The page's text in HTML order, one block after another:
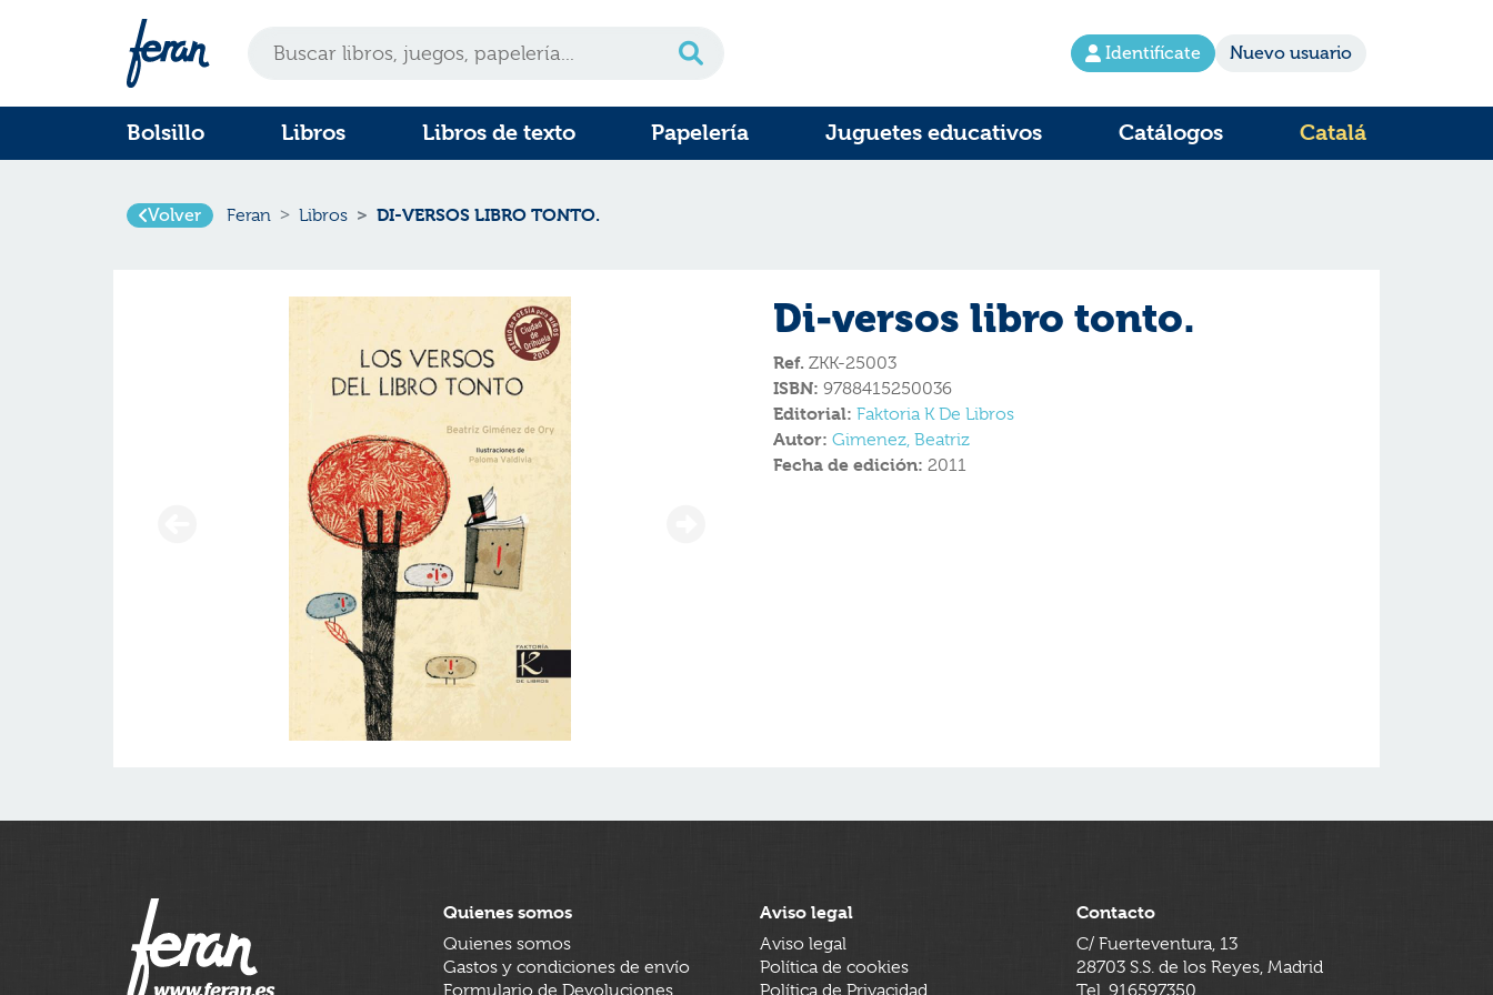
Identifícate Nuevo usuario
Bolsillo Libros Libros de texto Papelería Juguetes educativos Catálogos Catalá
Volver Feran Libros DI-VERSOS LIBRO TONTO.
Di-versos libro tonto.
Ref. ZKK-25003
ISBN: 9788415250036
Editorial: Faktoria K De Libros
Autor: Gimenez, Beatriz
Fecha de edición: 2011
Quienes somos
Quienes somos
Gastos y condiciones de envío
Formulario de Devoluciones
Aviso legal
Aviso legal
Política de cookies
Política de Privacidad
Contacto
C/ Fuerteventura, 13
28703 S.S. de los Reyes, Madrid
Tel. 916597350